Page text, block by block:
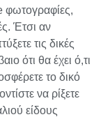
φωτογραφίες,
Έτσι αν
τις δικές
ότι θα έχει ό,τι
το δικό
να ρίξετε
είδους